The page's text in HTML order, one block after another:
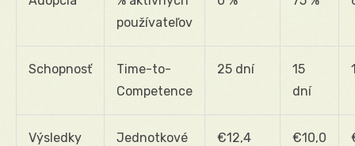
používateľov
Schopnosť
Time-to-
Competence
25 dní
15
dní
Výsledky
Jednotkové
€12,4 €10,0